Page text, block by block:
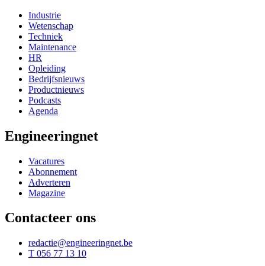
Industrie
Wetenschap
Techniek
Maintenance
HR
Opleiding
Bedrijfsnieuws
Productnieuws
Podcasts
Agenda
Engineeringnet
Vacatures
Abonnement
Adverteren
Magazine
Contacteer ons
redactie@engineeringnet.be
T 056 77 13 10